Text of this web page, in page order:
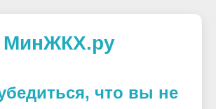
МинЖКХ.ру
что вы не